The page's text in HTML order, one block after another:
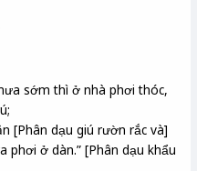
sớm thì ở nhà phơi thóc,
[Phân dạu giú rườn rắc và]
phơi ở dàn.” [Phân dạu khẩu